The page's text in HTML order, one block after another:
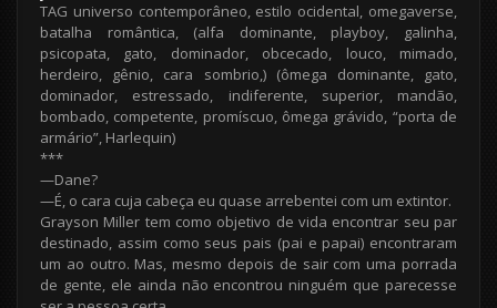
TAG universo contemporâneo, estilo ocidental, omegaverse,
batalha romântica, (alfa dominante, playboy, galinha,
psicopata, gato, dominador, obcecado, louco, mimado,
herdeiro, gênio, cara sombrio,) (ômega dominante, gato,
dominador, estressado, indiferente, superior, mandão,
bombado, competente, promíscuo, ômega grávido, “porta de
armário”, Harlequin)
***
—Dane?
—É, o cara cuja cabeça eu quase arrebentei com um extintor.
Grayson Miller tem como objetivo de vida encontrar seu par
destinado, assim como seus pais (pai e papai) encontraram
um ao outro. Mas, mesmo depois de sair com uma porrada
de gente, ele ainda não encontrou ninguém que parecesse